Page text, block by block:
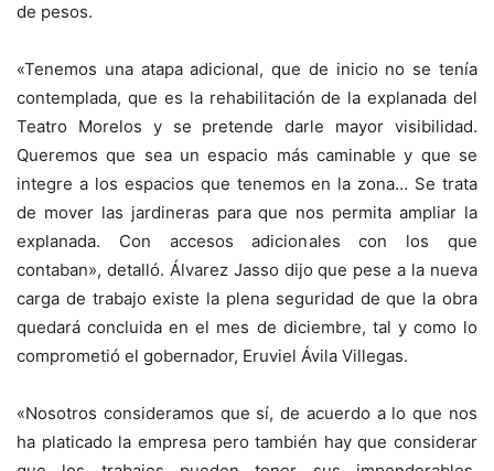
de pesos.
«Tenemos una atapa adicional, que de inicio no se tenía
contemplada, que es la rehabilitación de la explanada del
Teatro Morelos y se pretende darle mayor visibilidad.
Queremos que sea un espacio más caminable y que se
integre a los espacios que tenemos en la zona… Se trata
de mover las jardineras para que nos permita ampliar la
explanada. Con accesos adicionales con los que
contaban», detalló. Álvarez Jasso dijo que pese a la nueva
carga de trabajo existe la plena seguridad de que la obra
quedará concluida en el mes de diciembre, tal y como lo
comprometió el gobernador, Eruviel Ávila Villegas.
«Nosotros consideramos que sí, de acuerdo a lo que nos
ha platicado la empresa pero también hay que considerar